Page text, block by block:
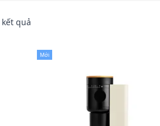
kết quả
Mới